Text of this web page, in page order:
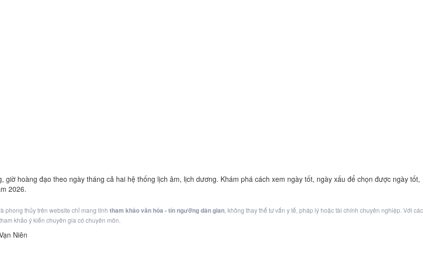
hoàng đạo theo ngày tháng cả hai hệ thống lịch âm, lịch dương. Khám phá cách xem ngày tốt, ngày xấu để chọn được ngày tốt,
2026.
phong thủy trên website chỉ mang tính tham khảo văn hóa - tín ngưỡng dân gian, không thay thế tư vấn y tế, pháp lý hoặc tài chính chuyên nghiệp. Với các
khảo ý kiến chuyên gia có chuyên môn.
Niên